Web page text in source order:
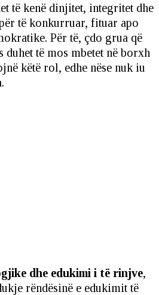
të kenë dinjitet, integritet dhe
të konkurruar, fituar apo
Për të, çdo grua që
duhet të mos mbetet në borxh
këtë rol, edhe nëse nuk iu
dhe edukimi i të rinjve,
rëndësinë e edukimit të